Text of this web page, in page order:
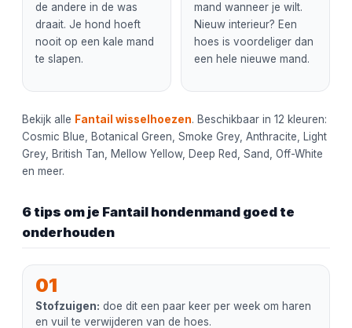
de andere in de was
draait. Je hond hoeft
nooit op een kale mand
te slapen.
mand wanneer je wilt.
Nieuw interieur? Een
hoes is voordeliger dan
een hele nieuwe mand.
Bekijk alle Fantail wisselhoezen. Beschikbaar in 12 kleuren:
Cosmic Blue, Botanical Green, Smoke Grey, Anthracite, Light
Grey, British Tan, Mellow Yellow, Deep Red, Sand, Off-White
en meer.
6 tips om je Fantail hondenmand goed te
onderhouden
01
Stofzuigen: doe dit een paar keer per week om haren
en vuil te verwijderen van de hoes.